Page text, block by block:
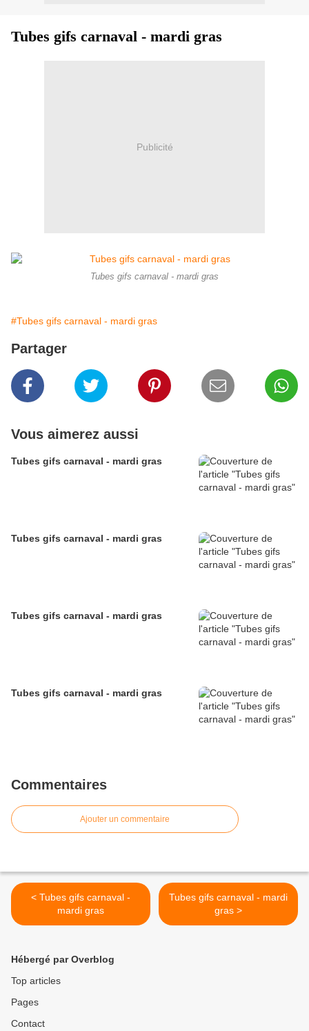
Tubes gifs carnaval - mardi gras
Publicité
Tubes gifs carnaval - mardi gras
#Tubes gifs carnaval - mardi gras
Partager
Vous aimerez aussi
Tubes gifs carnaval - mardi gras
Tubes gifs carnaval - mardi gras
Tubes gifs carnaval - mardi gras
Tubes gifs carnaval - mardi gras
Commentaires
Ajouter un commentaire
< Tubes gifs carnaval -
mardi gras
Tubes gifs carnaval - mardi
gras >
Hébergé par Overblog
Top articles
Pages
Contact